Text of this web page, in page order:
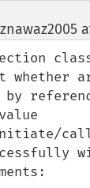
whether
by